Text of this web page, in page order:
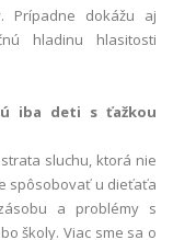
Prípadne dokážu aj
hladinu hlasitosti
iba deti s ťažkou
sluchu, ktorá nie
spôsobovať u dieťaťa
a problémy s
školy. Viac sme sa o